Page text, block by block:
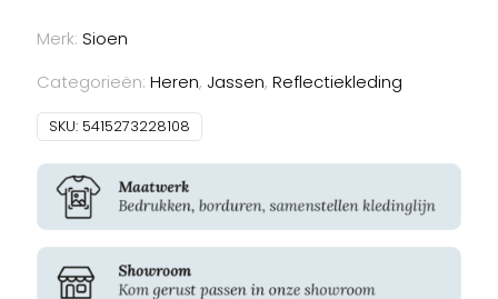
Merk: Sioen
Categorieën: Heren, Jassen, Reflectiekleding
SKU: 5415273228108